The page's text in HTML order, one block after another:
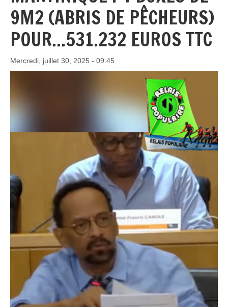
9M2 (ABRIS DE PÊCHEURS)
POUR...531.232 EUROS TTC
Mercredi, juillet 30, 2025 - 09:45